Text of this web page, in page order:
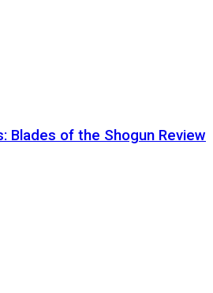
Blades of the Shogun Review